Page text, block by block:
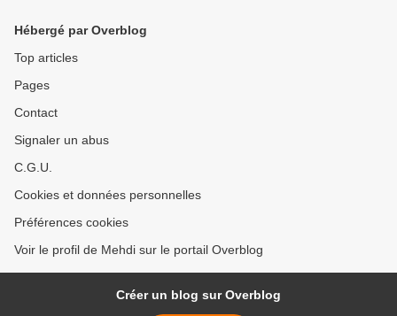
Hébergé par Overblog
Top articles
Pages
Contact
Signaler un abus
C.G.U.
Cookies et données personnelles
Préférences cookies
Voir le profil de Mehdi sur le portail Overblog
Créer un blog sur Overblog